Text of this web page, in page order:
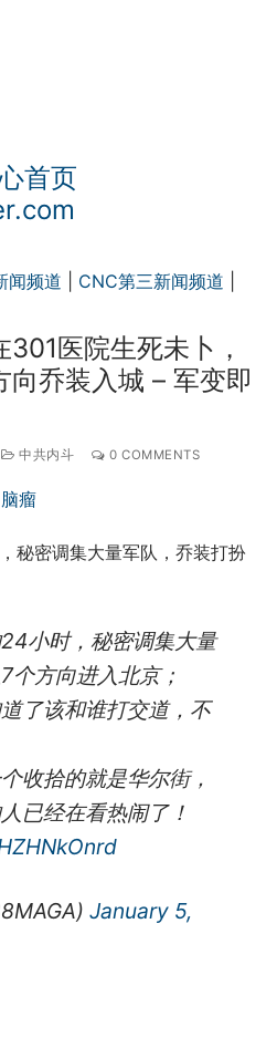
首页
闻频道 CNC第三新闻频道
医院生死未卜，
向乔装入城 – 军变即
中共内斗 0 COMMENTS
脑瘤
秘密调集大量军队，乔装打扮
小时，秘密调集大量
个方向进入北京；
了该和谁打交道，不
收拾的就是华尔街，
已经在看热闹了！
January 5,